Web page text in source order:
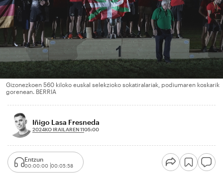
Gizonezkoen 560 kiloko euskal selekzioko sokatiralariak, podiumaren koskarik
gorenean. BERRIA
Iñigo Lasa Fresneda
2024KO IRAILAREN 1105:00
Entzun
00:00:00 00:05:58